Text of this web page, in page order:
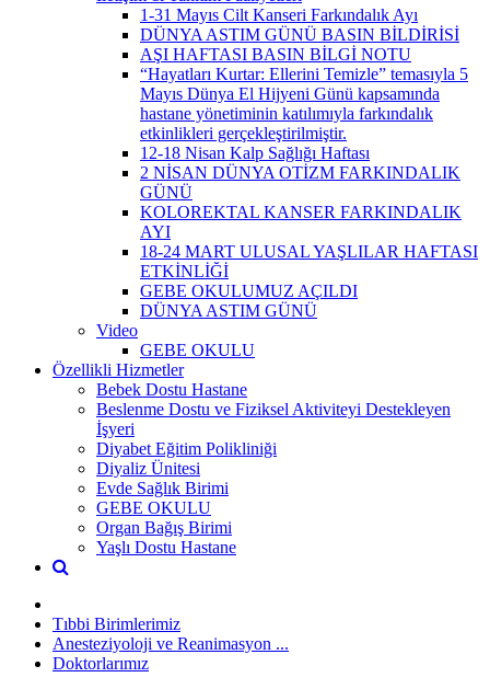
1-31 Mayıs Cilt Kanseri Farkındalık Ayı
DÜNYA ASTIM GÜNÜ BASIN BİLDİRİSİ
AŞI HAFTASI BASIN BİLGİ NOTU
“Hayatları Kurtar: Ellerini Temizle” temasıyla 5
Mayıs Dünya El Hijyeni Günü kapsamında
hastane yönetiminin katılımıyla farkındalık
etkinlikleri gerçekleştirilmiştir.
12-18 Nisan Kalp Sağlığı Haftası
2 NİSAN DÜNYA OTİZM FARKINDALIK
GÜNÜ
KOLOREKTAL KANSER FARKINDALIK
AYI
18-24 MART ULUSAL YAŞLILAR HAFTASI
ETKİNLİĞİ
GEBE OKULUMUZ AÇILDI
DÜNYA ASTIM GÜNÜ
Video
GEBE OKULU
Özellikli Hizmetler
Bebek Dostu Hastane
Beslenme Dostu ve Fiziksel Aktiviteyi Destekleyen
İşyeri
Diyabet Eğitim Polikliniği
Diyaliz Ünitesi
Evde Sağlık Birimi
GEBE OKULU
Organ Bağış Birimi
Yaşlı Dostu Hastane
Tıbbi Birimlerimiz
Anesteziyoloji ve Reanimasyon ...
Doktorlarımız